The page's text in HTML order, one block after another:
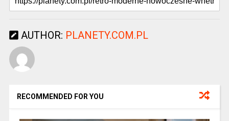
AUTHOR: PLANETY.COM.PL
RECOMMENDED FOR YOU